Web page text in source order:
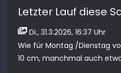
Letzter Lauf diese
Di., 31.3.2026, 16:37 Uhr
Wie für Montag /Dienstag
10 cm, manchmal auch